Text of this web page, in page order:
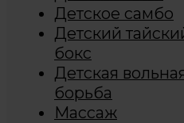
Детское самбо
Детский
бокс
Детская
борьба
Массаж